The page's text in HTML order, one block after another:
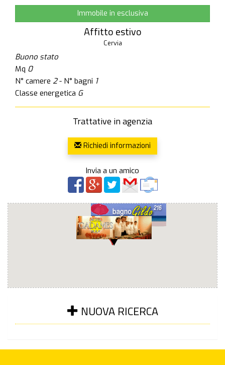
Immobile in esclusiva
Affitto estivo
Cervia
Buono stato
Mq 0
N° camere 2- N° bagni 1
Classe energetica G
Trattative in agenzia
Richiedi informazioni
Invia a un amico
NUOVA RICERCA